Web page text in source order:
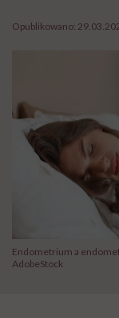
Opublikowano:
Endometrium a
AdobeStock